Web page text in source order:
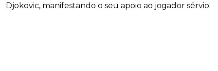
Djokovic, manifestando o seu apoio ao jogador sérvio: